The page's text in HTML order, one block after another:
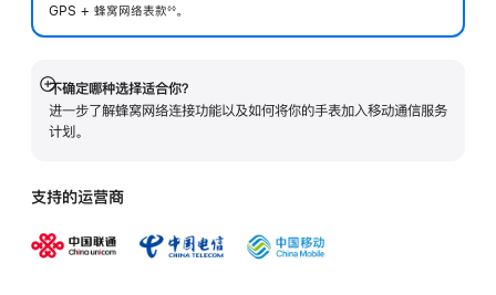
GPS + 蜂窝网络表款◊◊。
不确定哪种选择适合你？
进一步了解蜂窝网络连接功能以及如何将你的手表加入移动通信服务
计划。
展
开
支持的运营商